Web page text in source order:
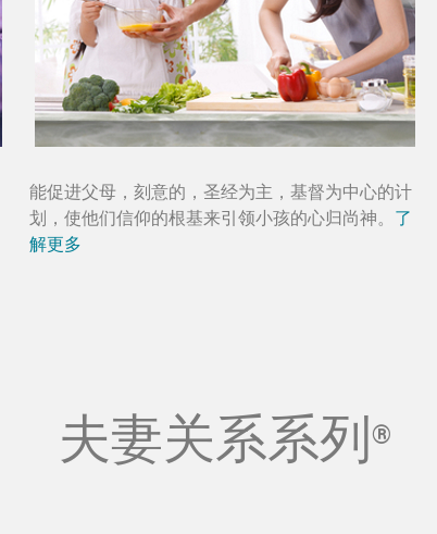
能促进父母，刻意的，圣经为主，基督为中心的计
划，使他们信仰的根基来引领小孩的心归尚神。 了
解更多
夫妻关系系列 ®